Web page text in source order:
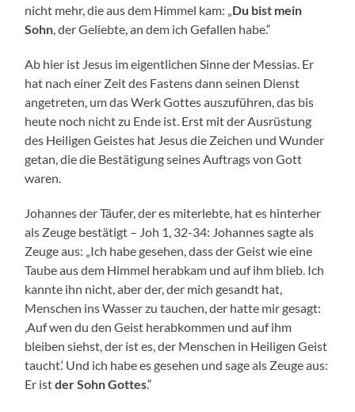
nicht mehr, die aus dem Himmel kam: „Du bist mein
Sohn, der Geliebte, an dem ich Gefallen habe.“
Ab hier ist Jesus im eigentlichen Sinne der Messias. Er
hat nach einer Zeit des Fastens dann seinen Dienst
angetreten, um das Werk Gottes auszuführen, das bis
heute noch nicht zu Ende ist. Erst mit der Ausrüstung
des Heiligen Geistes hat Jesus die Zeichen und Wunder
getan, die die Bestätigung seines Auftrags von Gott
waren.
Johannes der Täufer, der es miterlebte, hat es hinterher
als Zeuge bestätigt – Joh 1, 32-34: Johannes sagte als
Zeuge aus: „Ich habe gesehen, dass der Geist wie eine
Taube aus dem Himmel herabkam und auf ihm blieb. Ich
kannte ihn nicht, aber der, der mich gesandt hat,
Menschen ins Wasser zu tauchen, der hatte mir gesagt:
‚Auf wen du den Geist herabkommen und auf ihm
bleiben siehst, der ist es, der Menschen in Heiligen Geist
taucht.‘ Und ich habe es gesehen und sage als Zeuge aus:
Er istder Sohn Gottes.“